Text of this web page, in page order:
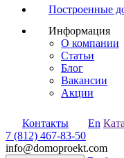
Построенные
Информация
О компании
Статьи
Блог
Вакансии
Акции
Контакты En
7 (812) 467-83-50
info@domoproekt.com